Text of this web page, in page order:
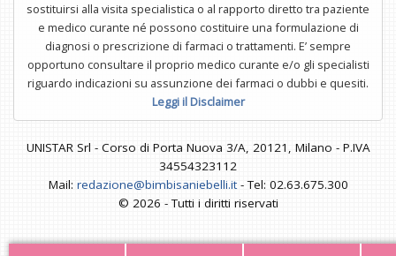
sostituirsi alla visita specialistica o al rapporto diretto tra paziente
e medico curante né possono costituire una formulazione di
diagnosi o prescrizione di farmaci o trattamenti. E’ sempre
opportuno consultare il proprio medico curante e/o gli specialisti
riguardo indicazioni su assunzione dei farmaci o dubbi e quesiti.
Leggi il Disclaimer
UNISTAR Srl - Corso di Porta Nuova 3/A, 20121, Milano - P.IVA
34554323112
Mail: redazione@bimbisaniebelli.it- Tel: 02.63.675.300
© 2026 - Tutti i diritti riservati